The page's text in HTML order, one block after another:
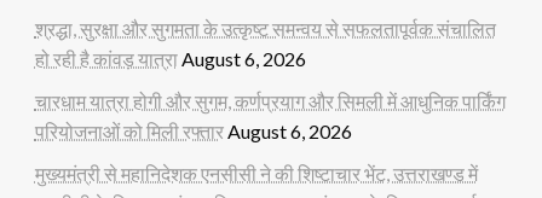
श्रद्धा, सुरक्षा और सुगमता के उत्कृष्ट समन्वय से सफलतापूर्वक संचालित
हो रही है कांवड़ यात्राAugust 6, 2026
चारधाम यात्रा होगी और सुगम, कर्णप्रयाग और सिमली में आधुनिक पार्किंग
परियोजनाओं को मिली रफ्तारAugust 6, 2026
मुख्यमंत्री से महानिदेशक एनसीसी ने की शिष्टाचार भेंट, उत्तराखण्ड में